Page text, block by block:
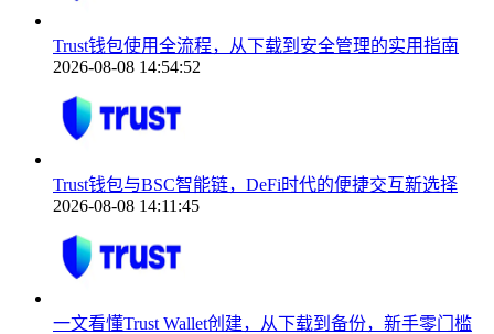
Trust钱包使用全流程，从下载到安全管理的实用指南
2026-08-08 14:54:52
Trust钱包与BSC智能链，DeFi时代的便捷交互新选择
2026-08-08 14:11:45
一文看懂Trust Wallet创建，从下载到备份，新手零门槛